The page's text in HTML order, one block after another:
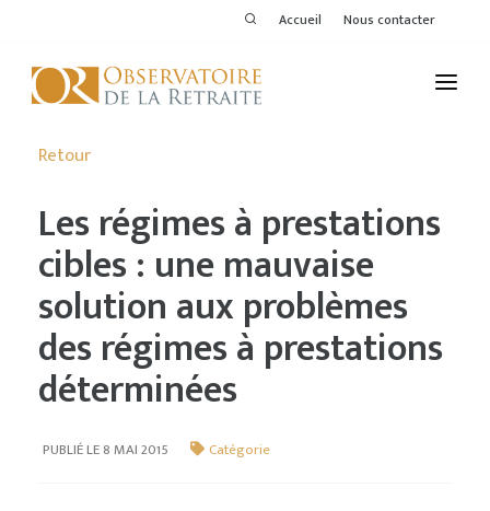
Accueil Nous contacter
ACTIVITÉS
THÉMATIQUES
MEMBRES
SERVICES DE L'OR
VOIR LE DERNIER BULLETIN
Retour
Les régimes à prestations
cibles : une mauvaise
solution aux problèmes
des régimes à prestations
déterminées
PUBLIÉ LE 8 MAI 2015 Catégorie